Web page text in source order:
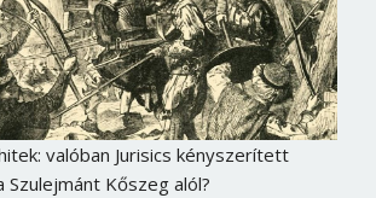
valóban Jurisics kényszerített
Szulejmánt Kőszeg alól?